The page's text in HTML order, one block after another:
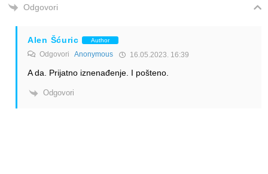
Odgovori
Alen Šćuric Author
Odgovori Anonymous 16.05.2023. 16:39
A da. Prijatno iznenađenje. I pošteno.
Odgovori